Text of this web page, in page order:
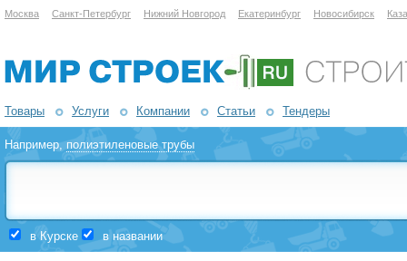
Москва Санкт-Петербург Нижний Новгород Екатеринбург Новосибирск
Товары Услуги Компании Статьи Тендеры
Например,полиэтиленовые трубы
в Курске в названии